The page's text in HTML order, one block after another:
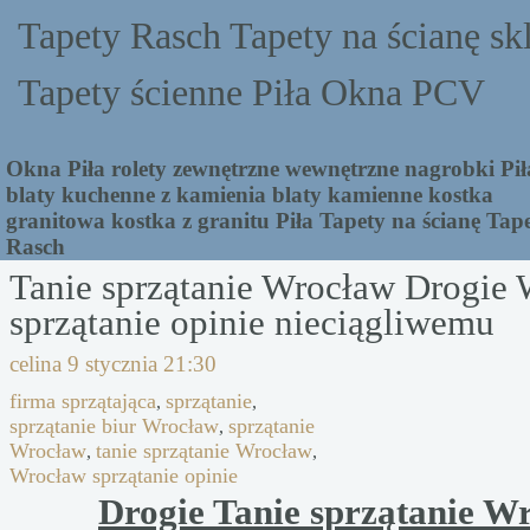
Tapety Rasch Tapety na ścianę
Tapety ścienne Piła Okna PCV
Okna Piła rolety zewnętrzne wewnętrzne nagrobki
blaty kuchenne z kamienia blaty kamienne kostka
granitowa kostka z granitu Piła Tapety na ścianę
Rasch
Tanie sprzątanie Wrocław Drogie
sprzątanie opinie nieciągliwemu
celina 9 stycznia 21:30
firma sprzątająca, sprzątanie,
sprzątanie biur Wrocław, sprzątanie
Wrocław, tanie sprzątanie Wrocław,
Wrocław sprzątanie opinie
Drogie Tanie sprzątanie